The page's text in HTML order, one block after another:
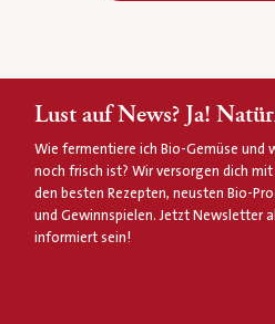
Lust auf News? Ja!
Wie fermentiere ich Bio-Gemüse und
noch frisch ist? Wir versorgen dich
den besten Rezepten, neusten Bio-
und Gewinnspielen. Jetzt Newsletter
informiert sein!